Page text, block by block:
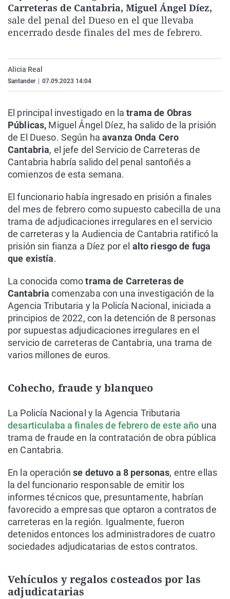
La rosa de los vientos
Gente viajera
Caso
Retornados
Operación Viuda
Extremadura
Galicia
Navarra
Virales
Televisión
Carreteras de Cantabria, Miguel Ángel Díez,
sale del penal del Dueso en el que llevaba
encerrado desde finales del mes de febrero.
Alicia Real
Santander 07.09.2023 14:04
El principal investigado en la trama de Obras
Públicas, Miguel Ángel Díez, ha salido de la prisión
de El Dueso. Según haavanza Onda Cero
Cantabria, el jefe del Servicio de Carreteras de
Cantabria habría salido del penal santoñés a
comienzos de esta semana.
El funcionario había ingresado en prisión a finales
del mes de febrero como supuesto cabecilla de una
trama de adjudicaciones irregulares en el servicio
de carreteras y la Audiencia de Cantabria ratificó la
prisión sin fianza a Díez por el alto riesgo de fuga
que existía.
La conocida comotrama de Carreteras de
Cantabriacomenzaba con una investigación de la
Agencia Tributaria y la Policía Nacional, iniciada a
principios de 2022, con la detención de 8 personas
por supuestas adjudicaciones irregulares en el
servicio de carreteras de Cantabria, una trama de
varios millones de euros.
Cohecho, fraude y blanqueo
La Policía Nacional y la Agencia Tributaria
desarticulaba a finales de febrero de este año una
trama de fraude en la contratación de obra pública
en Cantabria.
En la operaciónse detuvo a 8 personas, entre ellas
la del funcionario responsable de emitir los
informes técnicos que, presuntamente, habrían
favorecido a empresas que optaron a contratos de
carreteras en la región. Igualmente, fueron
detenidos entonces los administradores de cuatro
sociedades adjudicatarias de estos contratos.
Vehículos y regalos costeados por las
adjudicatarias